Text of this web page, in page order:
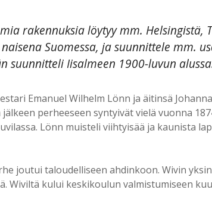
rakennuksia löytyy mm. Helsingistä,
Suomessa, ja suunnittele mm.
suunnitteli Iisalmeen 1900-luvun
Emanuel Wilhelm Lönn ja äitinsä
perheeseen syntyivät vielä vuonna
Lönn muisteli viihtyisää ja kaunista
joutui taloudelliseen ahdinkoon. Wivin
kului keskikoulun valmistumiseen